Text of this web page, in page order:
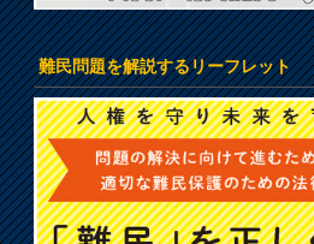
難民問題を解説するリーフレット